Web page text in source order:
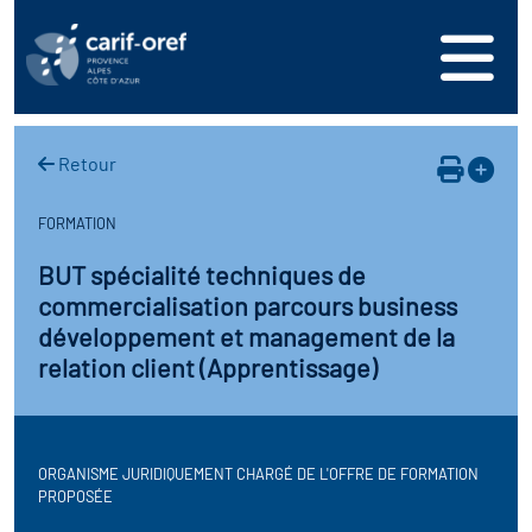
formation
en région
Partenariale de la
(OPC)
votre offre de
Retour
FORMATION
BUT spécialité techniques de
commercialisation parcours business
développement et management de la
relation client (Apprentissage)
ORGANISME JURIDIQUEMENT CHARGÉ DE L'OFFRE DE FORMATION
PROPOSÉE